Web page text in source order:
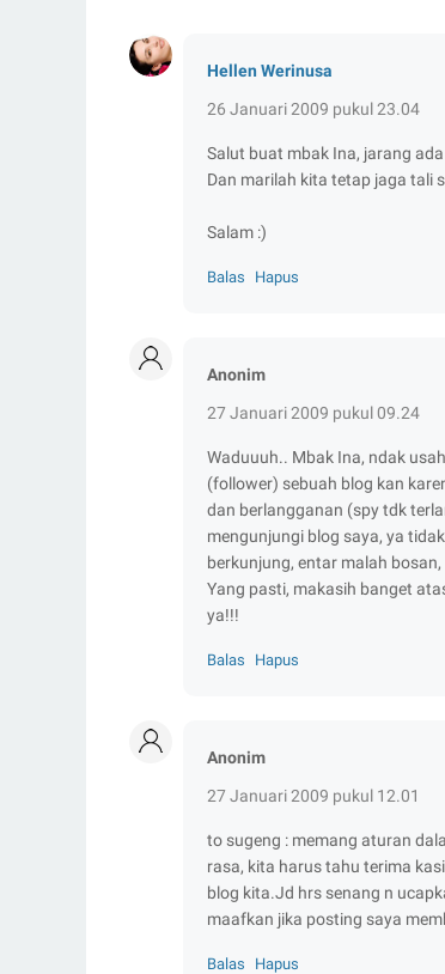
Hellen Werinusa
26 Januari 2009 pukul 23.04
Salut buat mbak Ina, jarang
Dan marilah kita tetap jaga tali
Salam :)
Balas Hapus
Anonim
27 Januari 2009 pukul 09.24
Waduuuh.. Mbak Ina, ndak
(follower) sebuah blog kan
dan berlangganan (spy tdk
mengunjungi blog saya, ya
berkunjung, entar malah
Yang pasti, makasih banget
ya!!!
Balas Hapus
Anonim
27 Januari 2009 pukul 12.01
to sugeng : memang aturan
rasa, kita harus tahu terima
blog kita.Jd hrs senang n
maafkan jika posting saya
Balas Hapus